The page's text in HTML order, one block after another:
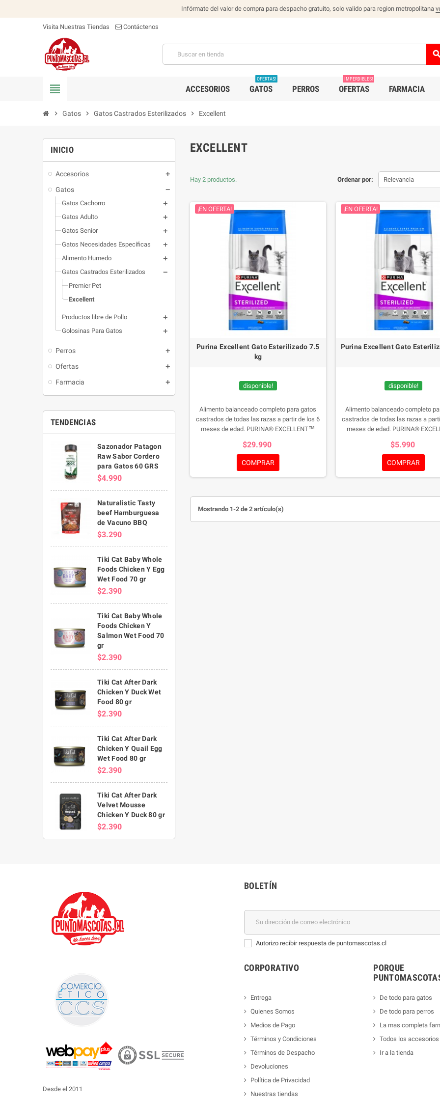
Infórmate del valor de compra para despacho gratuito, solo valido para region metropolitana
Visita Nuestras Tiendas Contáctenos
view_headline ACCESORIOS GATOS
OFERTAS!
PERROS OFERTAS
IMPERDIBLES!
FARMACIA
chevron_right Gatos chevron_right Gatos Castrados Esterilizados chevron_right Excellent
INICIO
Accesorios
Gatos
Gatos Cachorro
Gatos Adulto
Gatos Senior
Gatos Necesidades Específicas
Alimento Humedo
Gatos Castrados Esterilizados
Premier Pet
Excellent
Productos libre de Pollo
Golosinas Para Gatos
Perros
Ofertas
Farmacia
TENDENCIAS
Sazonador Patagon
Raw Sabor Cordero
para Gatos 60 GRS
$4.990
Naturalistic Tasty
beef Hamburguesa
de Vacuno BBQ
$3.290
Tiki Cat Baby Whole
Foods Chicken Y Egg
Wet Food 70 gr
$2.390
Tiki Cat Baby Whole
Foods Chicken Y
Salmon Wet Food 70
gr
$2.390
Tiki Cat After Dark
Chicken Y Duck Wet
Food 80 gr
$2.390
Tiki Cat After Dark
Chicken Y Quail Egg
Wet Food 80 gr
$2.390
Tiki Cat After Dark
Velvet Mousse
Chicken Y Duck 80 gr
$2.390
EXCELLENT
Ordenar por: Relevancia
Hay 2 productos.
¡EN OFERTA!
Purina Excellent Gato Esterilizado 7.5
kg
disponible!
Alimento balanceado completo para gatos
castrados de todas las razas a partir de los 6
meses de edad. PURINA® EXCELLENT™
basadas en el sistema SMART NUTRITION BY
balanceada, desarrollado por el equipo de
nutricionistas de PURINA® y aprobado por sus
vida larga y saludable.
$29.990
COMPRAR
¡EN OFERTA!
Purina Excellent Gato
disponible!
Alimento balanceado completo
castrados de todas las razas a
meses de edad. PURINA®
basadas en el sistema SMART
balanceada, desarrollado por el
nutricionistas de PURINA® y
vida larga y saludable.
$5.990
COMPRAR
Mostrando 1-2 de 2 artículo(s)
Desde el 2011
BOLETÍN
Autorizo recibir respuesta de puntomascotas.cl
CORPORATIVO
Entrega
Quienes Somos
Medios de Pago
Términos y Condiciones
Términos de Despacho
Devoluciones
Política de Privacidad
Nuestras tiendas
PORQUE
De todo para gatos
De todo para perros
La mas completa
Todos los accesorios
Ir a la tienda